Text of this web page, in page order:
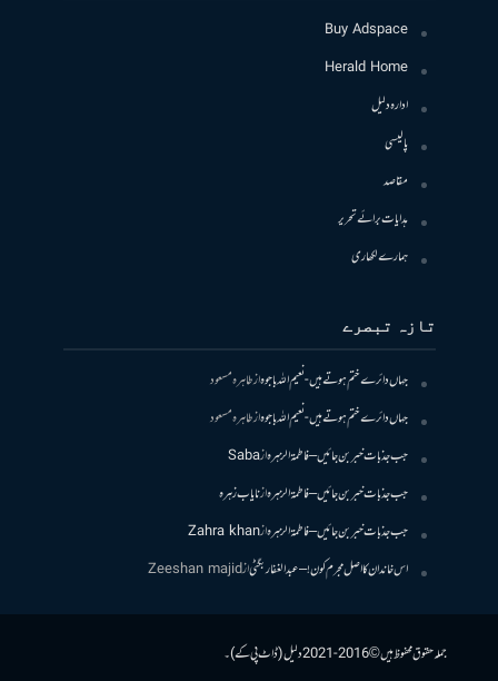
Buy Adspace
Herald Home
ادارہ دلیل
پالیسی
مقاصد
ہدایات برائے تحریر
ہمارے لکھاری
تازہ تبصرے
جہاں دائرے ختم ہوتے ہیں- نعیم اللہ باجوہازطاہرہ مسعود
جہاں دائرے ختم ہوتے ہیں- نعیم اللہ باجوہازطاہرہ مسعود
جب جذبات خبر بن جائیں – فاطمۃالزہرہازSaba
جب جذبات خبر بن جائیں – فاطمۃالزہرہازنایاب زہرہ
جب جذبات خبر بن جائیں – فاطمۃالزہرہازZahra khan
اس خاندان کا اصل مجرم کون! – عبدالغفار بگٹیازZeeshan majid
جملہ حقوق محفوظ ہیں © 2016-2021 دلیل (ڈاٹ پی کے)۔